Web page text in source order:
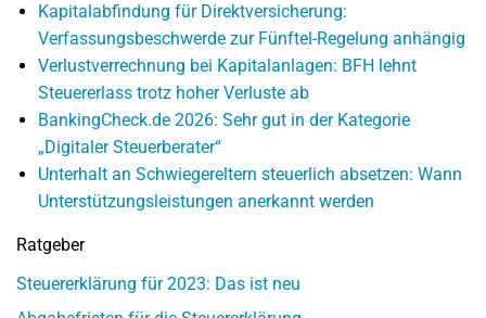
Kapitalabfindung für Direktversicherung:
Verfassungsbeschwerde zur Fünftel-Regelung anhängig
Verlustverrechnung bei Kapitalanlagen: BFH lehnt
Steuererlass trotz hoher Verluste ab
BankingCheck.de 2026: Sehr gut in der Kategorie
„Digitaler Steuerberater“
Unterhalt an Schwiegereltern steuerlich absetzen: Wann
Unterstützungsleistungen anerkannt werden
Ratgeber
Steuererklärung für 2023: Das ist neu